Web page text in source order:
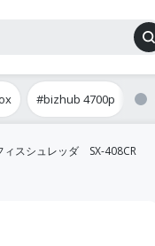
#bizhub 4700p
ィスシュレッダ SX-408CR